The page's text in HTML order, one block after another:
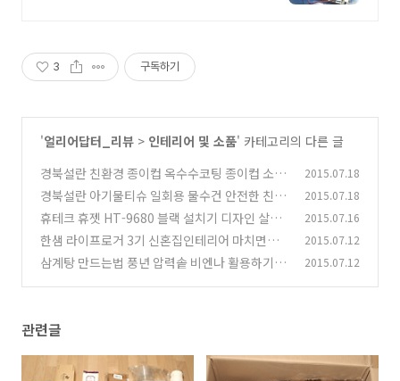
3 구독하기
'얼리어답터_리뷰 > 인테리어 및 소품' 카테고리의 다른 글
경북설란 친환경 종이컵 옥수수코팅 종이컵 소개
(8)
2015.07.18
경북설란 아기물티슈 일회용 물수건 안전한 친환
경 제품
(0)
2015.07.18
휴테크 휴젯 HT-9680 블랙 설치기 디자인 살펴
보기
(3)
2015.07.16
한샘 라이프로거 3기 신혼집인테리어 마치면서
(1)
2015.07.12
삼계탕 만드는법 풍년 압력솥 비엔나 활용하기 2015.07.12
관련글